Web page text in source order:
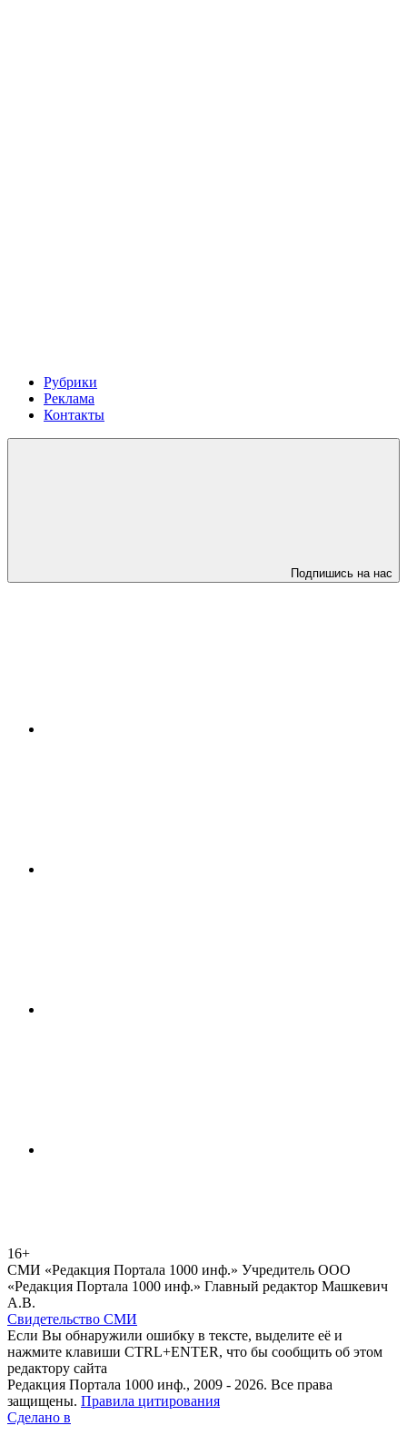
Рубрики
Реклама
Контакты
Подпишись на нас
16+
СМИ «Редакция Портала 1000 инф.» Учредитель ООО
«Редакция Портала 1000 инф.» Главный редактор Машкевич
А.В.
Свидетельство СМИ
Если Вы обнаружили ошибку в тексте, выделите её и
нажмите клавиши CTRL+ENTER, что бы сообщить об этом
редактору сайта
Редакция Портала 1000 инф., 2009 - 2026. Все права
защищены. Правила цитирования
Сделано в